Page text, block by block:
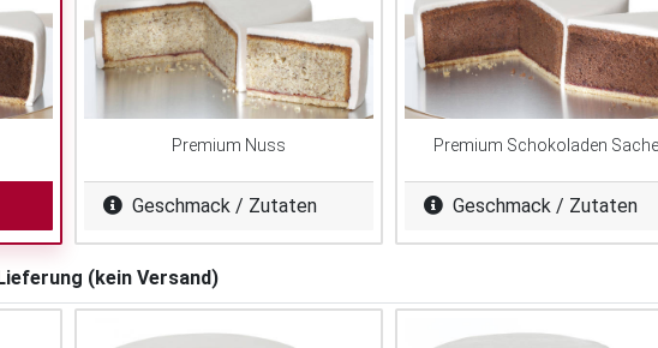
Premium Nuss
Geschmack / Zutaten
Premium Schokoladen
Geschmack / Zutaten
(kein Versand)